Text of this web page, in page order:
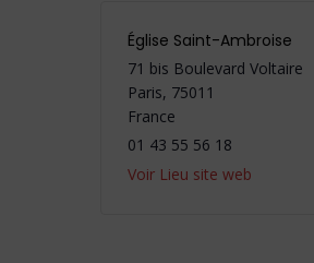
Église Saint-Ambroise
71 bis Boulevard Voltaire
Paris, 75011
France
01 43 55 56 18
Voir Lieu site web